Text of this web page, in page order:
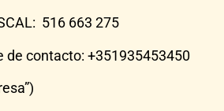
516 663 275
de contacto: +351935453450